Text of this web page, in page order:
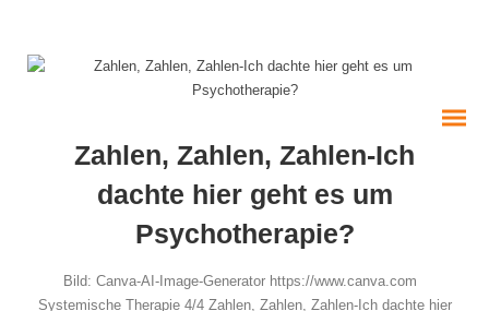
Zahlen, Zahlen, Zahlen-Ich
dachte hier geht es um
Psychotherapie?
Bild: Canva-AI-Image-Generator https://www.canva.com
Systemische Therapie 4/4 Zahlen, Zahlen, Zahlen-Ich dachte hier